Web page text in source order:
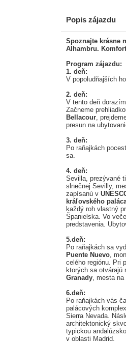
Popis zájazdu
Spoznajte krásne
Alhambru.
Program zájazdu:
1. deň:
V popoludňajších
2. deň:
V tento deň
Začneme
Bellacour,
presun na
3. deň:
Po raňajkách
sa.
4. deň:
Sevilla, prezývané
slnečnej Sevilly,
zapísanú v
kráľovského
každý roh vlastný
Španielska. Vo
predstavenia.
5.deň:
Po raňajkách sa
Puente Nuevo,
celého regiónu. Pri
ktorých sa otvárajú
Granady, mesta na
6.deň:
Po raňajkách vás
palácových
Sierra Nevada.
architektonický
typickou
v oblasti Madrid.